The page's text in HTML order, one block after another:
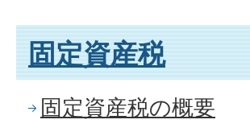
固定資産税
固定資産税の概要